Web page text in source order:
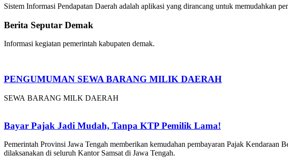
Sistem Informasi Pendapatan Daerah adalah aplikasi yang dirancang untuk memudahkan
Berita Seputar Demak
Informasi kegiatan pemerintah kabupaten demak.
PENGUMUMAN SEWA BARANG MILIK DAERAH
SEWA BARANG MILK DAERAH
Bayar Pajak Jadi Mudah, Tanpa KTP Pemilik Lama!
Pemerintah Provinsi Jawa Tengah memberikan kemudahan pembayaran Pajak
dilaksanakan di seluruh Kantor Samsat di Jawa Tengah.